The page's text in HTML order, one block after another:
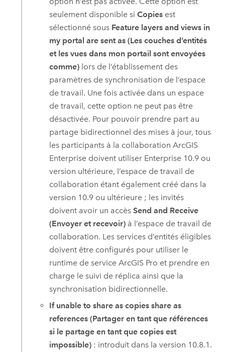
seulement disponible siCopies est
sélectionné sous Feature layers and views in
my portal are sent as (Les couches d’entités
et les vues dans mon portail sont envoyées
comme) lors de l’établissement des
paramètres de synchronisation de l’espace
de travail. Une fois activée dans un espace
de travail, cette option ne peut pas être
désactivée. Pour pouvoir prendre part au
partage bidirectionnel des mises à jour, tous
les participants à la collaborationArcGIS
Enterprise doivent utiliser Enterprise 10.9 ou
version ultérieure, l’espace de travail de
collaboration étant également créé dans la
version 10.9 ou ultérieure ; les invités
doivent avoir un accèsSend and Receive
(Envoyer et recevoir) à l’espace de travail de
collaboration. Les services d’entités éligibles
doivent être configurés pour utiliser le
runtime de serviceArcGIS Pro et prendre en
charge le suivi de réplica ainsi que la
synchronisation bidirectionnelle.
If unable to share as copies share as
references (Partager en tant que références
si le partage en tant que copies est
impossible) : introduit dans la version 10.8.1.